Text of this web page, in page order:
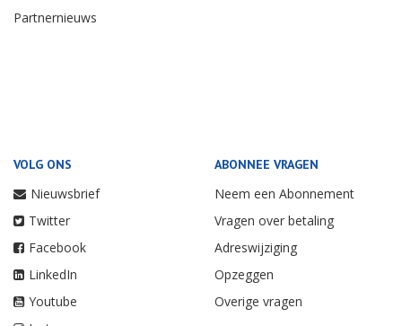
Partnernieuws
VOLG ONS
Nieuwsbrief
Twitter
Facebook
LinkedIn
Youtube
ABONNEE VRAGEN
Neem een Abonnement
Vragen over betaling
Adreswijziging
Opzeggen
Overige vragen